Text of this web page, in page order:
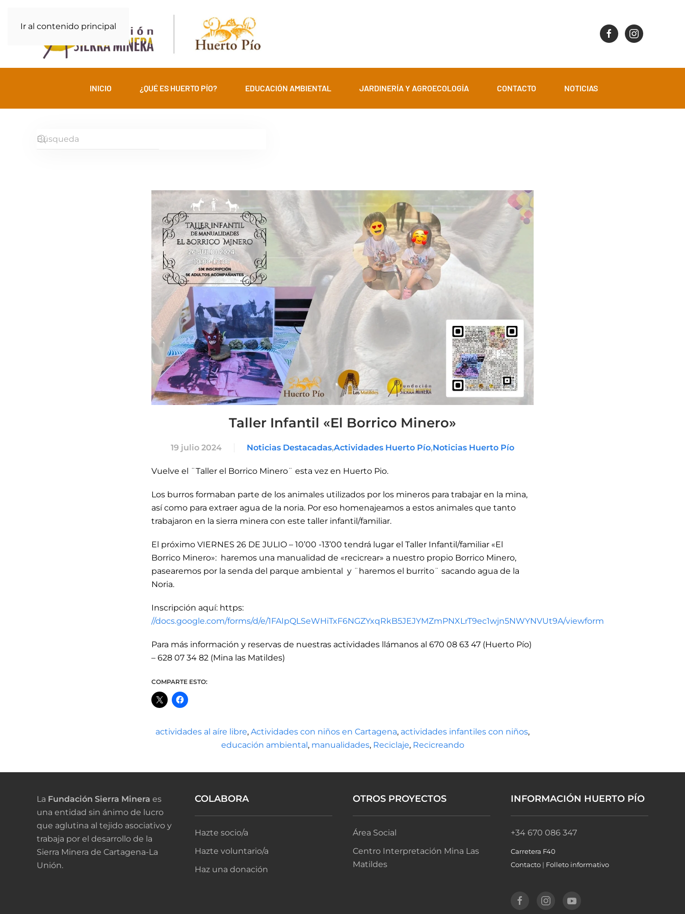
Ir al contenido principal
INICIO ¿QUÉ ES HUERTO PÍO? EDUCACIÓN AMBIENTAL JARDINERÍA Y AGROECOLOGÍA CONTACTO NOTICIAS
Taller Infantil «El Borrico Minero»
19 julio 2024 Noticias Destacadas,Actividades Huerto Pío,Noticias Huerto Pío
Vuelve el ¨Taller el Borrico Minero¨ esta vez en Huerto Pio.
Los burros formaban parte de los animales utilizados por los mineros para trabajar en la mina,
así como para extraer agua de la noria. Por eso homenajeamos a estos animales que tanto
trabajaron en la sierra minera con este taller infantil/familiar.
El próximo VIERNES 26 DE JULIO – 10’00 -13’00 tendrá lugar el Taller Infantil/familiar «El
Borrico Minero»: haremos una manualidad de «recicrear» a nuestro propio Borrico Minero,
pasearemos por la senda del parque ambiental y ¨haremos el burrito¨ sacando agua de la
Noria.
Inscripción aquí: https:
//docs.google.com/forms/d/e/1FAIpQLSeWHiTxF6NGZYxqRkB5JEJYMZmPNXLrT9ec1wjn5NWYNVUt9A/viewform
Para más información y reservas de nuestras actividades llámanos al 670 08 63 47 (Huerto Pío)
– 628 07 34 82 (Mina las Matildes)
COMPARTE ESTO:
actividades al aíre libre, Actividades con niños en Cartagena, actividades infantiles con niños,
educación ambiental , manualidades, Reciclaje, Recicreando
La Fundación Sierra Minera es
una entidad sin ánimo de lucro
que aglutina al tejido asociativo y
trabaja por el desarrollo de la
Sierra Minera de Cartagena-La
Unión.
COLABORA
Hazte socio/a
Hazte voluntario/a
Haz una donación
OTROS PROYECTOS
Área Social
Centro Interpretación Mina Las
Matildes
INFORMACIÓN HUERTO PÍO
+34 670 086 347
Carretera F40
Contacto | Folleto informativo